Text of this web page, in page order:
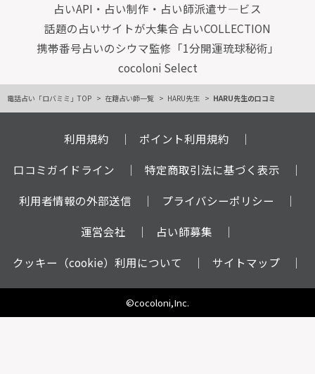
占いAPI・占い制作・占い師派遣サ―ビス
話題の占いサイトが大集合 占いCOLLECTION
携帯番号占いのシウマ監修「1分開運琉球秘術」
cocoloni Select
電話占い「ロバミミ」TOP 在籍占い師一覧 HARU先生 HARU先生の口コミ
利用規約
ポイント利用規約
口コミガイドライン
特定商取引法に基づく表示
利用者情報の外部送信
プライバシーポリシー
運営会社
占い師募集
クッキー（cookie）利用について
サイトマップ
©cocoloni,Inc.